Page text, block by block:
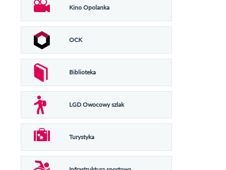
Kino Opolanka
OCK
Biblioteka
LGD Owocowy szlak
Turystyka